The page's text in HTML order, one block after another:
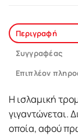
Περιγραφή
Συγγραφέας
Επιπλέον
Η ισλαμική
γιγαντώνεται.
οποία, αφού